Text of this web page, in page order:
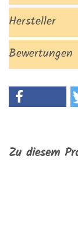
Hersteller
Bewertungen
Zu diesem